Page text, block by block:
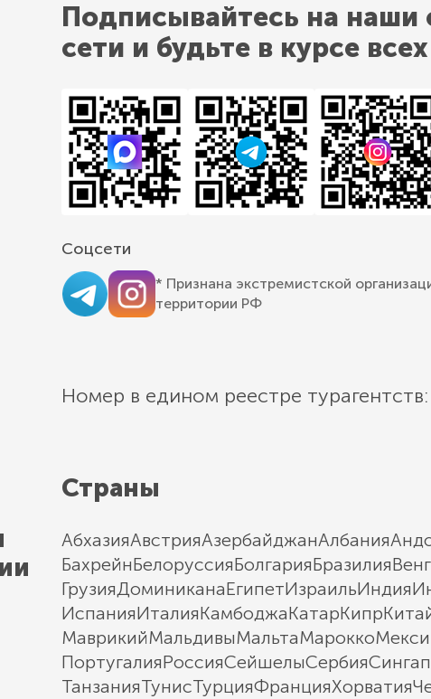
Подписывайтесь на наши
сети и будьте в курсе
Соцсети
* Признана экстремистской
территории РФ
Номер в едином реестре
Страны
АбхазияАвстрияАзербайджанАлбания
БахрейнБелоруссияБолгарияБразилия
ГрузияДоминиканаЕгипетИзраильИндия
ИспанияИталияКамбоджаКатарКипр
МаврикийМальдивыМальтаМарокко
ПортугалияРоссияСейшелыСербия
ТанзанияТунисТурцияФранцияХорватия